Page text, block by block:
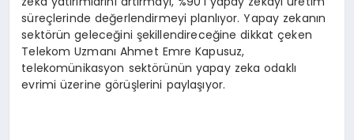
süreçlerinde değerlendirmeyi planlıyor. Yapay zekanın
sektörün geleceğini şekillendireceğine dikkat çeken
Telekom Uzmanı Ahmet Emre Kapusuz,
telekomünikasyon sektörünün yapay zeka odaklı
evrimi üzerine görüşlerini paylaşıyor.